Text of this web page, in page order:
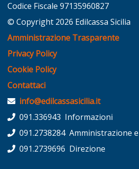
Codice Fiscale 97135960827
© Copyright 2026 Edilcassa Sicilia
Amministrazione Trasparente
Privacy Policy
Cookie Policy
Contattaci
info@edilcassasicilia.it
091.336943 Informazioni
091.2738284 Amministrazione
091.2739696 Direzione